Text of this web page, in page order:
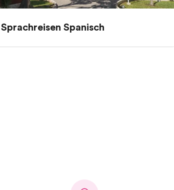
Sprachreisen Spanisch